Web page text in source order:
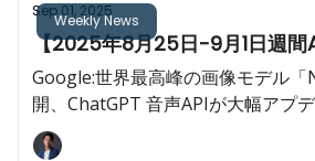
Weekly News
Sep 01, 2025
【2025年8月25日-9月1日週間
Google:世界最高峰の画像モデル
開、ChatGPT 音声APIが大幅アプ
対応など今週も重大AIニュースが多